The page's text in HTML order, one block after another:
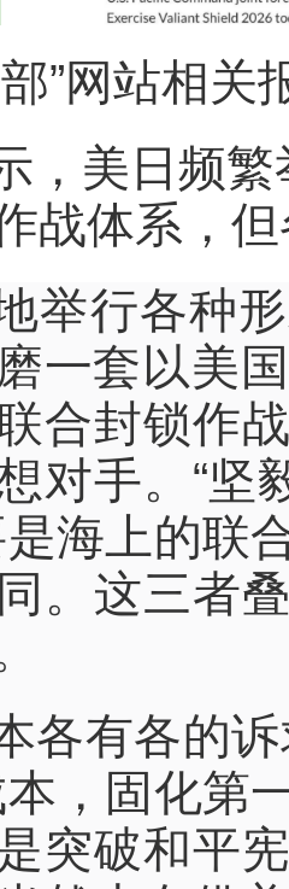
”网站相关
，美日频
战体系，
举行各种
套以美国
合封锁作
对手。“坚
是海上的联
。这三者
各有各的
本，固化第
突破和平